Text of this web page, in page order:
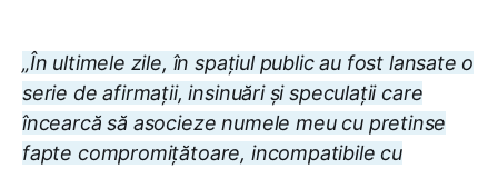
„În ultimele zile, în spațiul public au fost lansate o
serie de afirmații, insinuări și speculații care
încearcă să asocieze numele meu cu pretinse
fapte compromițătoare, incompatibile cu